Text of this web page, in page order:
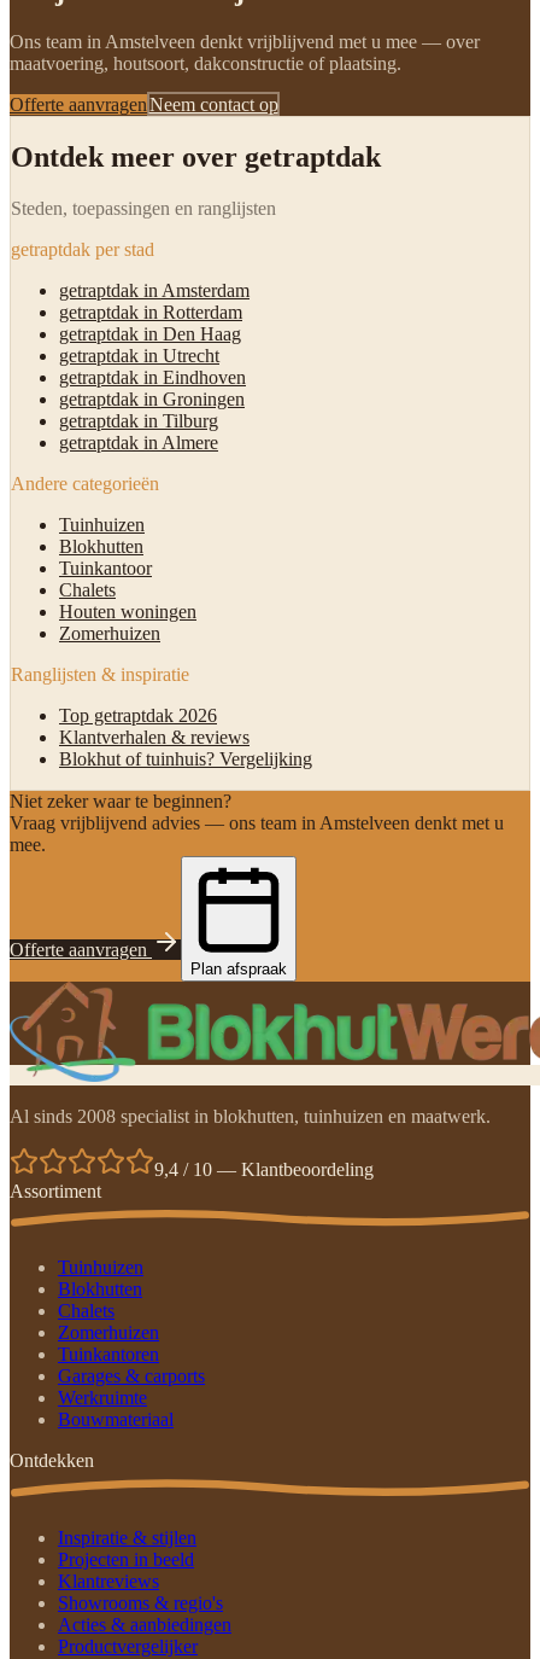
Ons team in Amstelveen denkt vrijblijvend met u mee — over
maatvoering, houtsoort, dakconstructie of plaatsing.
Offerte aanvragenNeem contact op
Ontdek meer over getraptdak
Steden, toepassingen en ranglijsten
getraptdak per stad
getraptdak in Amsterdam
getraptdak in Rotterdam
getraptdak in Den Haag
getraptdak in Utrecht
getraptdak in Eindhoven
getraptdak in Groningen
getraptdak in Tilburg
getraptdak in Almere
Andere categorieën
Tuinhuizen
Blokhutten
Tuinkantoor
Chalets
Houten woningen
Zomerhuizen
Ranglijsten & inspiratie
Top getraptdak 2026
Klantverhalen & reviews
Blokhut of tuinhuis? Vergelijking
Niet zeker waar te beginnen?
Vraag vrijblijvend advies — ons team in Amstelveen denkt met u
mee.
Offerte aanvragen
Plan afspraak
Al sinds 2008 specialist in blokhutten, tuinhuizen en maatwerk.
9,4 / 10 — Klantbeoordeling
Assortiment
Tuinhuizen
Blokhutten
Chalets
Zomerhuizen
Tuinkantoren
Garages & carports
Werkruimte
Bouwmateriaal
Ontdekken
Inspiratie & stijlen
Projecten in beeld
Klantreviews
Showrooms & regio's
Acties & aanbiedingen
Productvergelijker